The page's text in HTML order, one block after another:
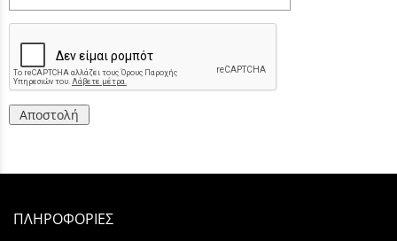
Αποστολή
ΠΛΗΡΟΦΟΡΙΕΣ